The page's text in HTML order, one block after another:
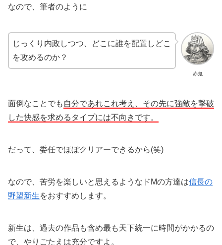
なので、筆者のように
赤鬼
じっくり内政しつつ、どこに誰を配置しどこ
を攻めるのか？
面倒なことでも 自分であれこれ考え、その先に強敵を撃破
した快感を求めるタイプには不向きです。
だって、委任でほぼクリアーできるから(笑)
なので、苦労を楽しいと思えるようなドMの方達は信長の
野望新生をおすすめします。
新生は、過去の作品も含め最も天下統一に時間がかかるの
で、やりごたえは充分ですよ。